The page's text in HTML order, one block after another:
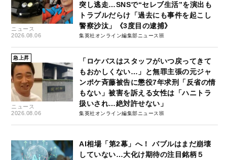
ニュース
2026.08.06
突し逃走…SNSで“セレブ生活”を演出も
トラブルだらけ「過去にも事件を起こし
警察沙汰」《3度目の逮捕》
集英社オンライン編集部ニュース班
急上昇
ニュース
2026.08.06
「ロケバスはスタッフがいつ戻ってきて
もおかしくない…」と無罪主張の元ジャ
ンポケ斉藤被告に懲役7年求刑「反省の情
もない」被害を訴える女性は「ハニトラ
扱いされ…絶対許せない」
集英社オンライン編集部ニュース班
AI相場「第2幕」へ！ バブルはまだ崩壊
していない…大化け期待の注目銘柄５